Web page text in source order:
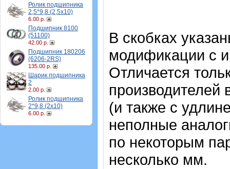
Ролик подшипника
2,5*9,8 (2,5х10)
6.00 р.
Подшипник 8100
(51100)
42.00 р.
Подшипник 180206
(6206-2RS)
135.00 р.
Шарик подшипника
2
2.00 р.
Ролик подшипника
2*9,8 (2х10)
6.00 р.
В скобках
модификации с
Отличается
производителей
(и также с
неполные
по некоторым
несколько мм.